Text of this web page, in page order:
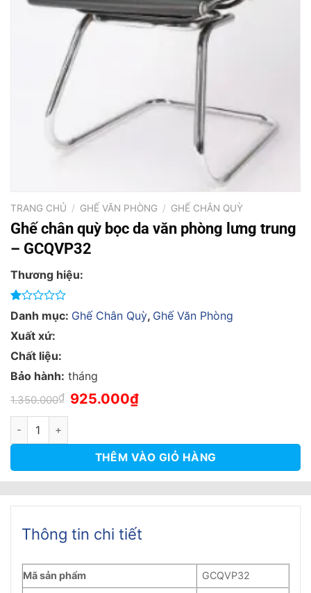
TRANG CHỦ / GHẾ VĂN PHÒNG / GHẾ CHÂN QUỲ
Ghế chân quỳ bọc da văn phòng lưng trung
– GCQVP32
Thương hiệu:
1.00
trên
5
trên
4
giá
Danh mục: Ghế Chân Quỳ, Ghế Văn Phòng
Xuất xứ:
Chất liệu:
Bảo hành: tháng
1.350.000₫ Giá
gốc
925.000₫Giá
hiện
Ghế chân quỳ bọc da văn phòng lưng trung - GCQVP32 số
THÊM VÀO GIỎ HÀNG
Thông tin chi tiết
Mã sản phẩm
GCQVP32